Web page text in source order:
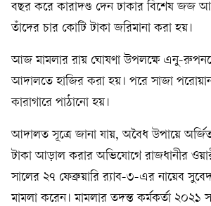
বছর করে কারাদণ্ড দেন ঢাকার বিশেষ জজ
তাঁদের চার কোটি টাকা জরিমানা করা হয়।
আজ মামলার রায় ঘোষণা উপলক্ষে এনু-
আদালতে হাজির করা হয়। পরে সাজা
কারাগারে পাঠানো হয়।
আদালত সূত্রে জানা যায়, অবৈধ উপায়ে
টাকা আড়াল করার অভিযোগে রাজধানীর
সালের ২৭ ফেব্রুয়ারি র‍্যাব-৩-এর নায়েব
মামলা করেন। মামলার তদন্ত কর্মকর্তা